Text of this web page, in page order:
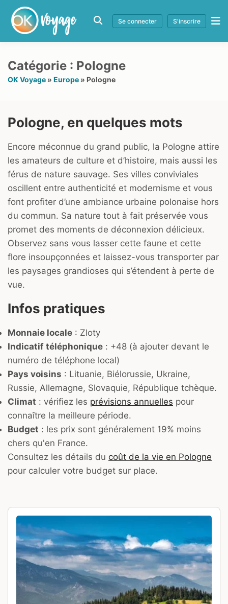
Se connecter S'inscrire
Catégorie : Pologne
OK Voyage » Europe » Pologne
Pologne, en quelques mots
Encore méconnue du grand public, la Pologne attire
les amateurs de culture et d’histoire, mais aussi les
férus de nature sauvage. Ses villes conviviales
oscillent entre authenticité et modernisme et vous
font profiter d’une ambiance urbaine polonaise hors
du commun. Sa nature tout à fait préservée vous
promet des moments de déconnexion délicieux.
Observez sans vous lasser cette faune et cette
flore insoupçonnées et laissez-vous transporter par
les paysages grandioses qui s’étendent à perte de
vue.
Infos pratiques
Monnaie locale : Zloty
Indicatif téléphonique : +48 (à ajouter devant le
numéro de téléphone local)
Pays voisins : Lituanie, Biélorussie, Ukraine,
Russie, Allemagne, Slovaquie, République tchèque.
Climat : vérifiez les prévisions annuelles pour
connaître la meilleure période.
Budget : les prix sont généralement 19% moins
chers qu'en France.
Consultez les détails du coût de la vie en Pologne
pour calculer votre budget sur place.